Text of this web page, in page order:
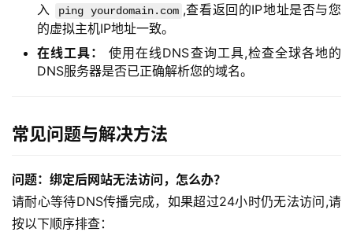
入
ping yourdomain.com ,查看返回的IP地址是否与您
的虚拟主机IP地址一致。
在线工具：
使用在线DNS查询工具,检查全球各地的
DNS服务器是否已正确解析您的域名。
常见问题与解决方法
问题：绑定后网站无法访问，怎么办？
请耐心等待DNS传播完成，如果超过24小时仍无法访问,请
按以下顺序排查：